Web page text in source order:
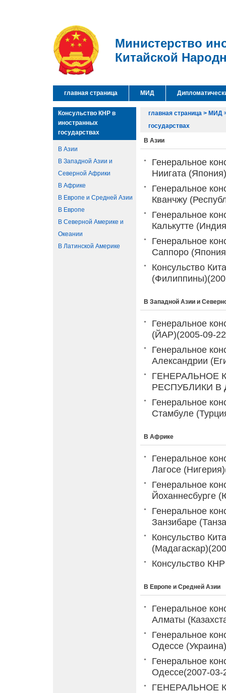
Министерство
Китайской
главная страница МИД
Консульство КНР в
иностранных
государствах
В Азии
В Западной Азии и
Северной Африки
В Африке
В Европе и Средней Азии
В Европе
В Северной Америке и
Океании
В Латинской Америке
главная страница > МИД
государствах
В Азии
Генеральное
Ниигата (Япония)
Генеральное
Кванчжу
Генеральное
Калькутте
Генеральное
Саппоро
Консульство
(Филиппины)
В Западной Азии и
Генеральное
(ЙАР)(2005-09-
Генеральное
Александрии
ГЕНЕРАЛЬНОЕ
РЕСПУБЛИКИ В
Генеральное
Стамбуле
В Африке
Генеральное
Лагосе (Нигерия)
Генеральное
Йоханнесбурге
Генеральное
Занзибаре
Консульство
(Мадагаскар)
Консульство
В Европе и Средней Азии
Генеральное
Алматы
Генеральное
Одессе (Украина)
Генеральное
Одессе(2007-03-
ГЕНЕРАЛЬНОЕ